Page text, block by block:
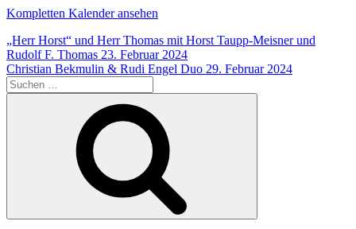
Kompletten Kalender ansehen
Beitragsnavigation
„Herr Horst“ und Herr Thomas mit Horst Taupp-Meisner und
Rudolf F. Thomas 23. Februar 2024
Christian Bekmulin & Rudi Engel Duo 29. Februar 2024
Suche
nach: